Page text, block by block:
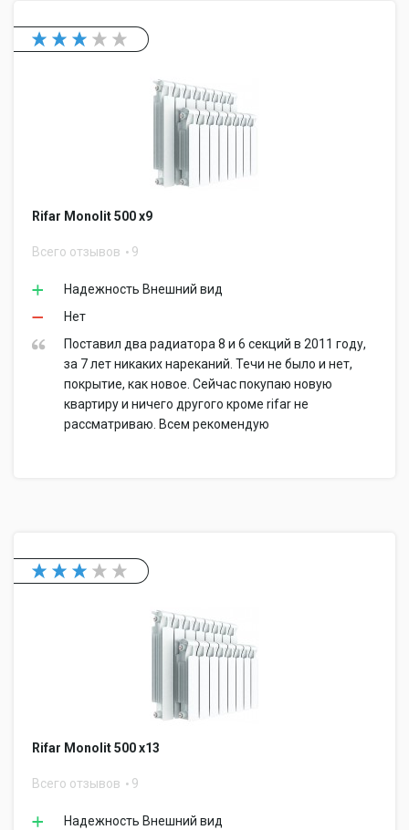
Rifar Monolit 500 x9
Всего отзывов 9
Надежность Внешний вид
Нет
Поставил два радиатора 8 и 6 секций в 2011 году,
за 7 лет никаких нареканий. Течи не было и нет,
покрытие, как новое. Сейчас покупаю новую
квартиру и ничего другого кроме rifar не
рассматриваю. Всем рекомендую
Rifar Monolit 500 x13
Всего отзывов 9
Надежность Внешний вид